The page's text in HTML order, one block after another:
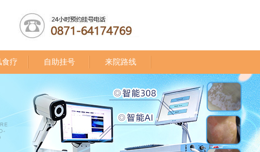
食疗 自助挂号 来院路线